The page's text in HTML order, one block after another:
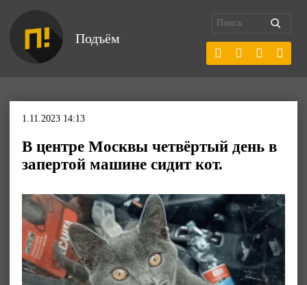
Подъём
1.11.2023 14:13
В центре Москвы четвёртый день в
запертой машине сидит кот.